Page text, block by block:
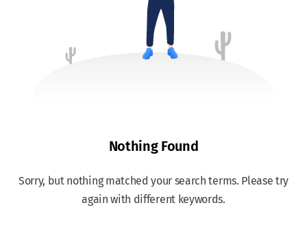
Nothing Found
Sorry, but nothing matched your search terms. Please try
again with different keywords.